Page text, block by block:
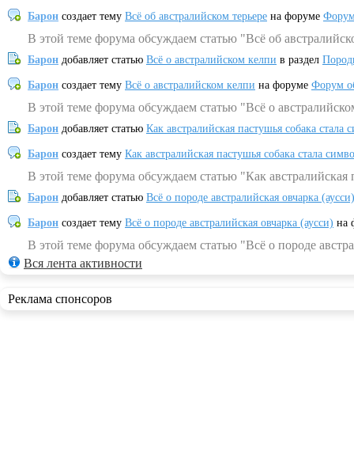
Барон создает тему Всё об австралийском терьере на форуме
В этой теме форума обсуждаем статью "Всё об
Барон добавляет статью Всё о австралийском келпи в раздел
Барон создает тему Всё о австралийском келпи на форуме Форум
В этой теме форума обсуждаем статью "Всё о
Барон добавляет статью Как австралийская пастушья собака
Барон создает тему Как австралийская пастушья собака стала
В этой теме форума обсуждаем статью "Как
Барон добавляет статью Всё о породе австралийская овчарка (аусси)
Барон создает тему Всё о породе австралийская овчарка (аусси) на
В этой теме форума обсуждаем статью "Всё о породе
Вся лента активности
Реклама спонсоров